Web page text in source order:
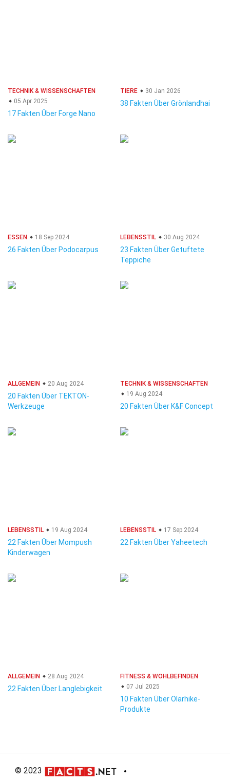
TECHNIK & WISSENSCHAFTEN
05 Apr 2025
17 Fakten Über Forge Nano
TIERE 30 Jan 2026
38 Fakten Über Grönlandhai
ESSEN 18 Sep 2024
26 Fakten Über Podocarpus
LEBENSSTIL 30 Aug 2024
23 Fakten Über Getuftete
Teppiche
ALLGEMEIN 20 Aug 2024
20 Fakten Über TEKTON-
Werkzeuge
TECHNIK & WISSENSCHAFTEN
19 Aug 2024
20 Fakten Über K&F Concept
LEBENSSTIL 19 Aug 2024
22 Fakten Über Mompush
Kinderwagen
LEBENSSTIL 17 Sep 2024
22 Fakten Über Yaheetech
ALLGEMEIN 28 Aug 2024
22 Fakten Über Langlebigkeit
FITNESS & WOHLBEFINDEN
07 Jul 2025
10 Fakten Über Olarhike-
Produkte
© 2023